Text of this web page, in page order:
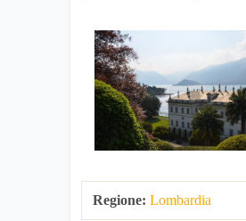
Regione: Lombardia